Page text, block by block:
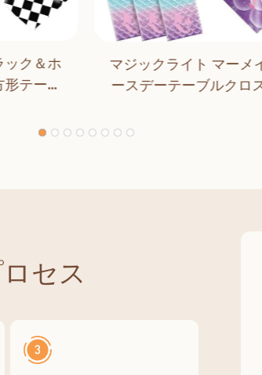
ック＆ホ
テーブ
チェッカ
マジックライト マーメ
ースデーテーブルクロ
セス